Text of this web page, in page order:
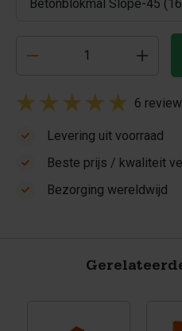
6
Levering uit voorraad
Beste prijs / kwaliteit
Bezorging wereldwijd